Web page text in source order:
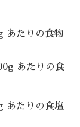
あたりの食物
あたりの食
あたりの食塩